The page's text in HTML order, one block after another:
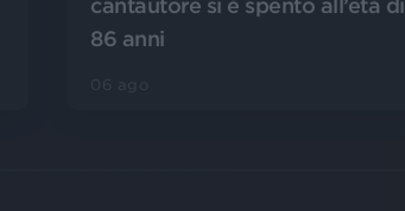
cantautore si è spento all’età di
86 anni